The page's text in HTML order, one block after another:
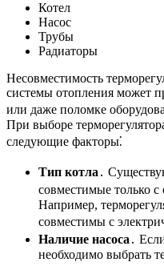
Котел
Насос
Трубы
Радиаторы
Несовместимость
системы отопления может
или даже поломке
При выборе
следующие факторы⁚
Тип котла․
совместимые только
Например,
совместимы с
Наличие насоса․
необходимо выбрать